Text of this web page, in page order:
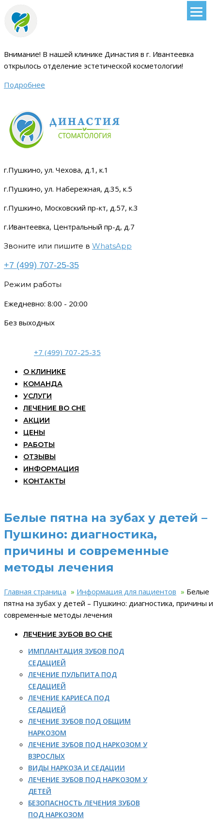
Внимание! В нашей клинике Династия в г. Ивантеевка
открылось отделение эстетической косметологии!
Подробнее
г.Пушкино, ул. Чехова, д.1, к.1
г.Пушкино, ул. Набережная, д.35, к.5
г.Пушкино, Московский пр-кт, д.57, к.3
г.Ивантеевка, Центральный пр-д, д.7
Звоните или пишите в WhatsApp
+7 (499) 707-25-35
Режим работы
Ежедневно: 8:00 - 20:00
Без выходных
+7 (499) 707-25-35
О КЛИНИКЕ
КОМАНДА
УСЛУГИ
ЛЕЧЕНИЕ ВО СНЕ
АКЦИИ
ЦЕНЫ
РАБОТЫ
ОТЗЫВЫ
ИНФОРМАЦИЯ
КОНТАКТЫ
Белые пятна на зубах у детей –
Пушкино: диагностика,
причины и современные
методы лечения
Главная страница » Информация для пациентов » Белые
пятна на зубах у детей – Пушкино: диагностика, причины и
современные методы лечения
ЛЕЧЕНИЕ ЗУБОВ ВО СНЕ
ИМПЛАНТАЦИЯ ЗУБОВ ПОД
СЕДАЦИЕЙ
ЛЕЧЕНИЕ ПУЛЬПИТА ПОД
СЕДАЦИЕЙ
ЛЕЧЕНИЕ КАРИЕСА ПОД
СЕДАЦИЕЙ
ЛЕЧЕНИЕ ЗУБОВ ПОД ОБЩИМ
НАРКОЗОМ
ЛЕЧЕНИЕ ЗУБОВ ПОД НАРКОЗОМ У
ВЗРОСЛЫХ
ВИДЫ НАРКОЗА И СЕДАЦИИ
ЛЕЧЕНИЕ ЗУБОВ ПОД НАРКОЗОМ У
ДЕТЕЙ
БЕЗОПАСНОСТЬ ЛЕЧЕНИЯ ЗУБОВ
ПОД НАРКОЗОМ